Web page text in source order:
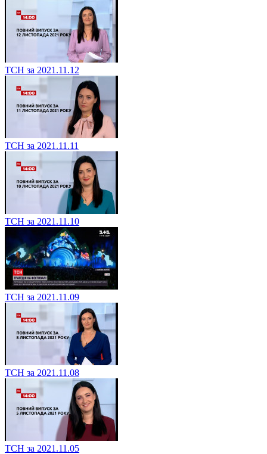
ТСН за 2021.11.12
ТСН за 2021.11.11
ТСН за 2021.11.10
ТСН за 2021.11.09
ТСН за 2021.11.08
ТСН за 2021.11.05